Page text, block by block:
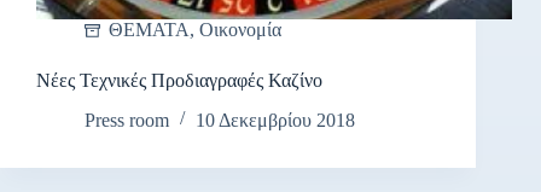
ΘΕΜΑΤΑ, Οικονομία
Νέες Τεχνικές Προδιαγραφές Καζίνο
Press room
10 Δεκεμβρίου 2018